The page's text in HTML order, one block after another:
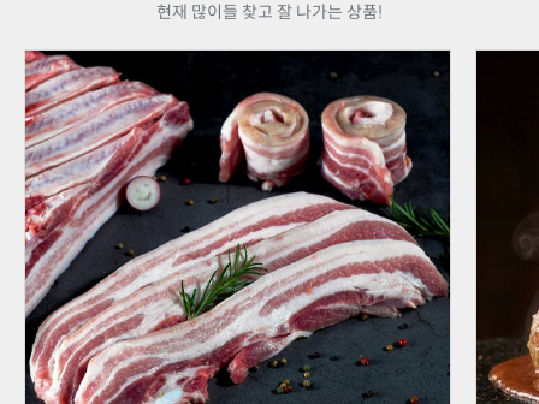
현재 많이들 찾고 잘 나가는 상품!